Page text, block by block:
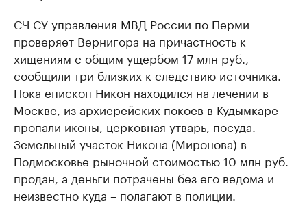
СЧ СУ управления МВД России по Перми
проверяет Вернигора на причастность к
хищениям с общим ущербом 17 млн руб.,
сообщили три близких к следствию источника.
Пока епископ Никон находился на лечении в
Москве, из архиерейских покоев в Кудымкаре
пропали иконы, церковная утварь, посуда.
Земельный участок Никона (Миронова) в
Подмосковье рыночной стоимостью 10 млн руб.
продан, а деньги потрачены без его ведома и
неизвестно куда – полагают в полиции.